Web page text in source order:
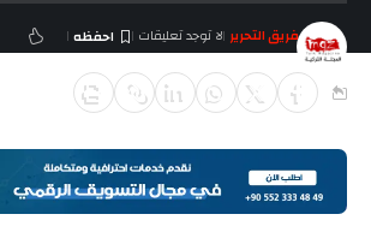
آخر تحديث فبراير 16, 2019 5:13 م
فريق التحرير لا توجد تعليقات